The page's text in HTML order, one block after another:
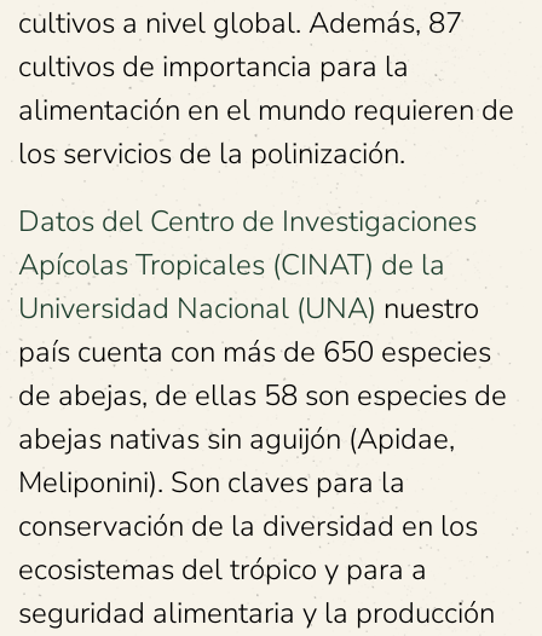
cultivos a nivel global. Además, 87
cultivos de importancia para la
alimentación en el mundo requieren de
los servicios de la polinización.
Datos del Centro de Investigaciones
Apícolas Tropicales (CINAT) de la
Universidad Nacional (UNA) nuestro
país cuenta con más de 650 especies
de abejas, de ellas 58 son especies de
abejas nativas sin aguijón (Apidae,
Meliponini). Son claves para la
conservación de la diversidad en los
ecosistemas del trópico y para a
seguridad alimentaria y la producción